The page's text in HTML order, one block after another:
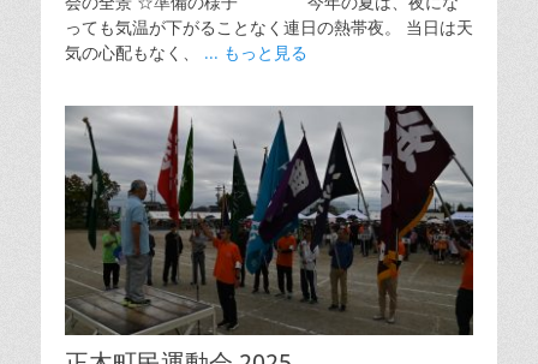
っても気温が下がることなく連日の熱帯夜。 当日は天
気の心配もなく、 ... もっと見る